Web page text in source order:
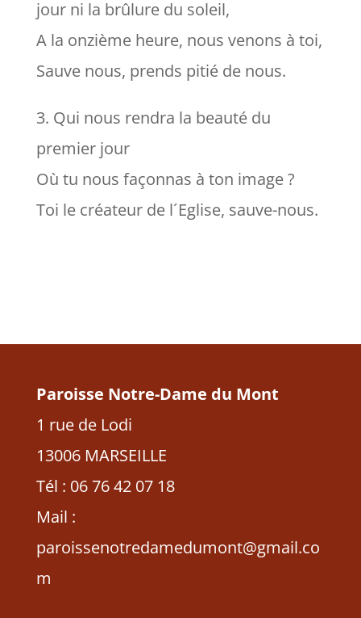
jour ni la brûlure du soleil,
A la onzième heure, nous venons à toi,
Sauve nous, prends pitié de nous.
3. Qui nous rendra la beauté du
premier jour
Où tu nous façonnas à ton image ?
Toi le créateur de l´Eglise, sauve-nous.
Paroisse Notre-Dame du Mont
1 rue de Lodi
13006 MARSEILLE
Tél : 06 76 42 07 18
Mail :
paroissenotredamedumont@gmail.co
m